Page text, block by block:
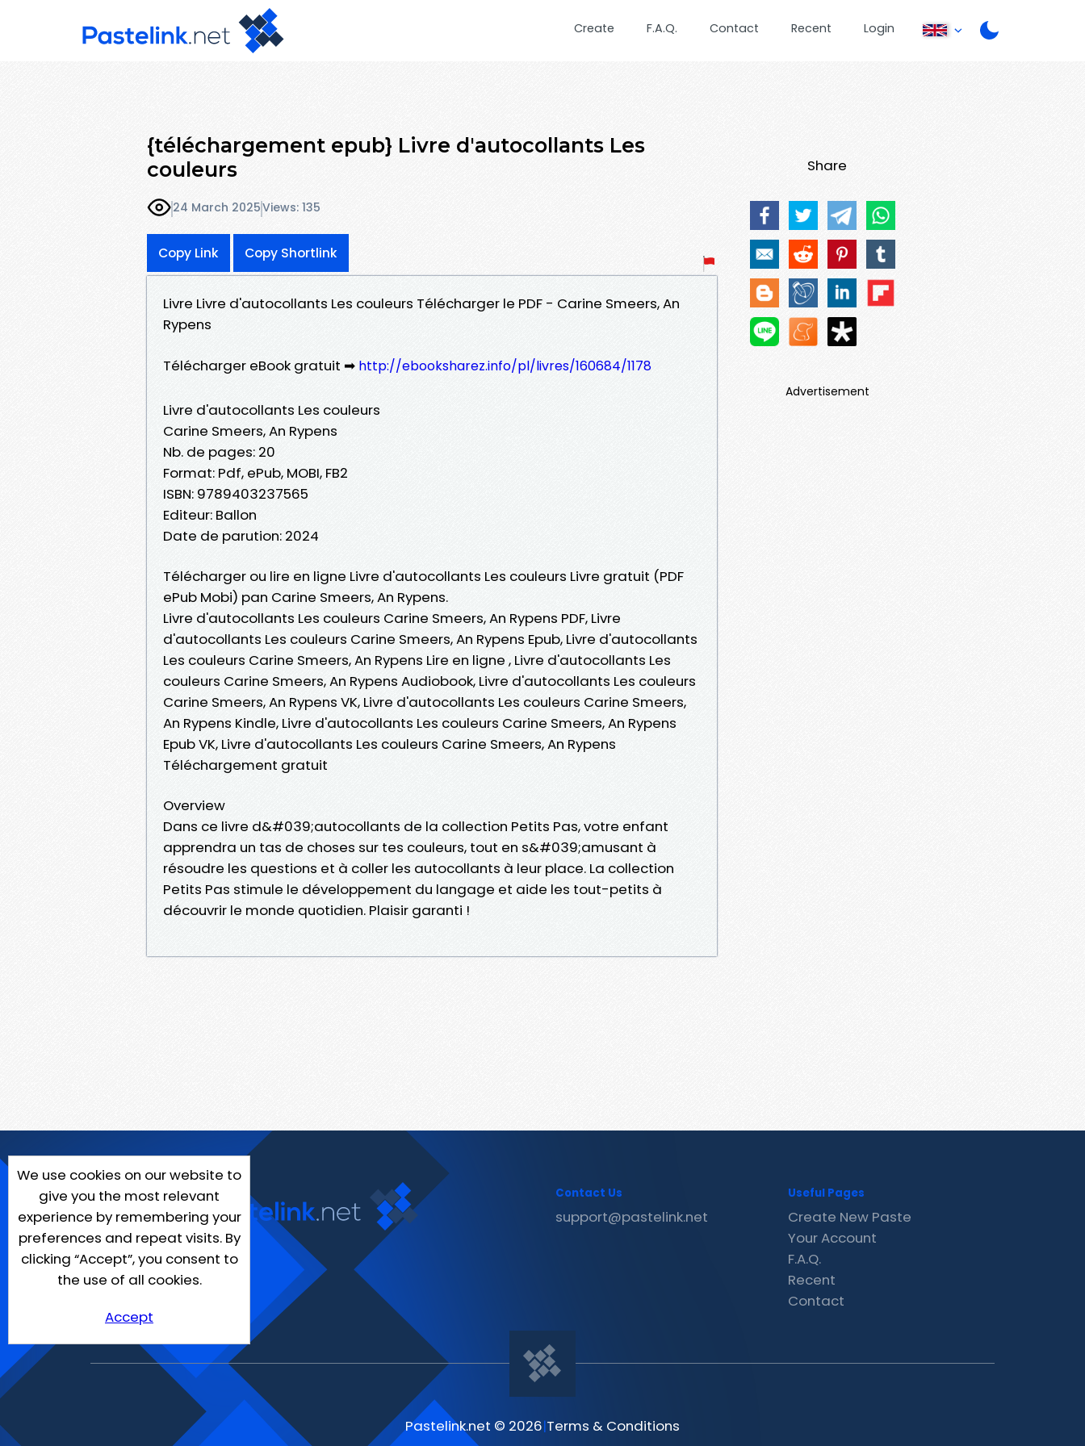
Create F.A.Q. Contact Recent Login
{téléchargement epub} Livre d'autocollants Les
couleurs
24 March 2025Views: 135
Copy Link Copy Shortlink
Livre Livre d'autocollants Les couleurs Télécharger le PDF - Carine Smeers, An
Rypens
Télécharger eBook gratuit ➡ http://ebooksharez.info/pl/livres/160684/1178
Livre d'autocollants Les couleurs
Carine Smeers, An Rypens
Nb. de pages: 20
Format: Pdf, ePub, MOBI, FB2
ISBN: 9789403237565
Editeur: Ballon
Date de parution: 2024
Télécharger ou lire en ligne Livre d'autocollants Les couleurs Livre gratuit (PDF
ePub Mobi) pan Carine Smeers, An Rypens.
Livre d'autocollants Les couleurs Carine Smeers, An Rypens PDF, Livre
d'autocollants Les couleurs Carine Smeers, An Rypens Epub, Livre d'autocollants
Les couleurs Carine Smeers, An Rypens Lire en ligne , Livre d'autocollants Les
couleurs Carine Smeers, An Rypens Audiobook, Livre d'autocollants Les couleurs
Carine Smeers, An Rypens VK, Livre d'autocollants Les couleurs Carine Smeers,
An Rypens Kindle, Livre d'autocollants Les couleurs Carine Smeers, An Rypens
Epub VK, Livre d'autocollants Les couleurs Carine Smeers, An Rypens
Téléchargement gratuit
Overview
Dans ce livre d&#039;autocollants de la collection Petits Pas, votre enfant
apprendra un tas de choses sur tes couleurs, tout en s&#039;amusant à
résoudre les questions et à coller les autocollants à leur place. La collection
Petits Pas stimule le développement du langage et aide les tout-petits à
découvrir le monde quotidien. Plaisir garanti !
Share
Advertisement
We use cookies on our website to
give you the most relevant
experience by remembering your
preferences and repeat visits. By
clicking “Accept”, you consent to
the use of all cookies.
Accept
Contact Us
support@pastelink.net
Useful Pages
Create New Paste
Your Account
F.A.Q.
Recent
Contact
Pastelink.net © 2026|Terms & Conditions